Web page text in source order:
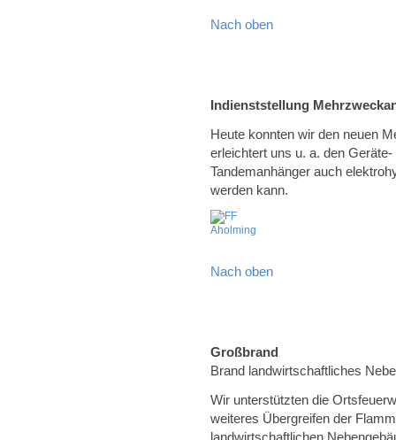
Nach oben
Indienststellung
Heute konnten wir den neuen
erleichtert uns u. a. den
Tandemanhänger auch
werden kann.
Nach oben
Großbrand
Brand landwirtschaftliches
Wir unterstützten die
weiteres Übergreifen der
landwirtschaftlichen